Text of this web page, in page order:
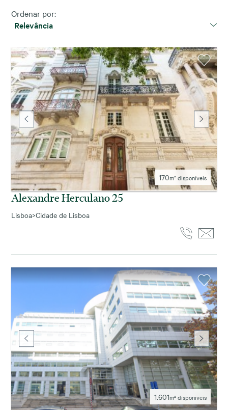
Ordenar por:
Relevância
170m² disponíveis
Alexandre Herculano 25
Lisboa>Cidade de Lisboa
1.601m² disponíveis